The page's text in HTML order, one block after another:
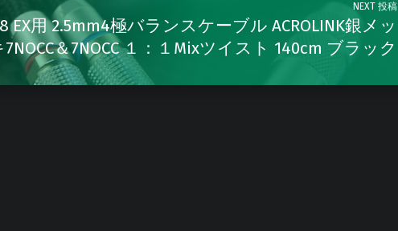
NEXT 投稿
EX用 2.5mm4極バランスケーブル ACROLINK銀メッ
7NOCC＆7NOCC １：１Mixツイスト 140cm ブラック